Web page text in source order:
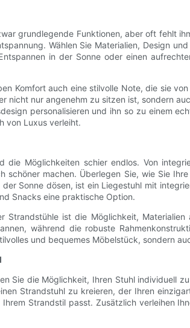
grundlegende Funktionen, aber oft fehlt
Wählen Sie Materialien, Design
in der Sonne oder einen
Komfort auch eine stilvolle Note, die sie
nicht nur angenehm zu sitzen ist, sondern
personalisieren und ihn so zu einem
von Luxus verleiht.
die Möglichkeiten schier endlos. Von
schöner machen. Überlegen Sie, wie Sie
Sonne dösen, ist ein Liegestuhl mit
Snacks eine praktische Option.
Strandstühle ist die Möglichkeit,
während die robuste
und bequemes Möbelstück, sondern
Sie die Möglichkeit, Ihren Stuhl individuell
Strandstuhl zu kreieren, der Ihren
Strandstil passt. Zusätzlich verleihen